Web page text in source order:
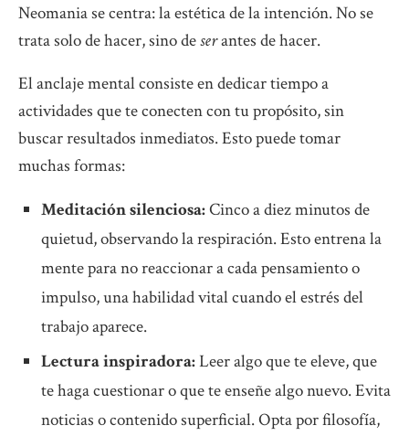
Neomania se centra: la estética de la intención. No se
trata solo de hacer, sino deserantes de hacer.
El anclaje mental consiste en dedicar tiempo a
actividades que te conecten con tu propósito, sin
buscar resultados inmediatos. Esto puede tomar
muchas formas:
Meditación silenciosa:Cinco a diez minutos de
quietud, observando la respiración. Esto entrena la
mente para no reaccionar a cada pensamiento o
impulso, una habilidad vital cuando el estrés del
trabajo aparece.
Lectura inspiradora:Leer algo que te eleve, que
te haga cuestionar o que te enseñe algo nuevo. Evita
noticias o contenido superficial. Opta por filosofía,